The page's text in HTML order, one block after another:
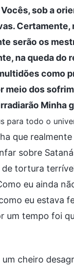
sob a
Certamente,
serão os
na queda do
como
meio dos
Minha
para todo o
que
sobre
tortura
eu ainda
eu estava
um tempo foi
cheiro